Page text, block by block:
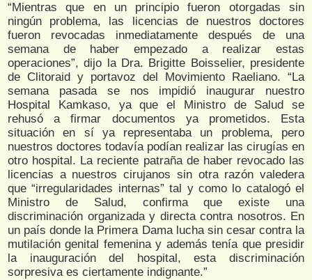
“Mientras que en un principio fueron otorgadas sin
ningún problema, las licencias de nuestros doctores
fueron revocadas inmediatamente después de una
semana de haber empezado a realizar estas
operaciones”, dijo la Dra. Brigitte Boisselier, presidente
de Clitoraid y portavoz del Movimiento Raeliano. “La
semana pasada se nos impidió inaugurar nuestro
Hospital Kamkaso, ya que el Ministro de Salud se
rehusó a firmar documentos ya prometidos. Esta
situación en sí ya representaba un problema, pero
nuestros doctores todavía podían realizar las cirugías en
otro hospital. La reciente patraña de haber revocado las
licencias a nuestros cirujanos sin otra razón valedera
que “irregularidades internas” tal y como lo catalogó el
Ministro de Salud, confirma que existe una
discriminación organizada y directa contra nosotros. En
un país donde la Primera Dama lucha sin cesar contra la
mutilación genital femenina y además tenía que presidir
la inauguración del hospital, esta discriminación
sorpresiva es ciertamente indignante.”